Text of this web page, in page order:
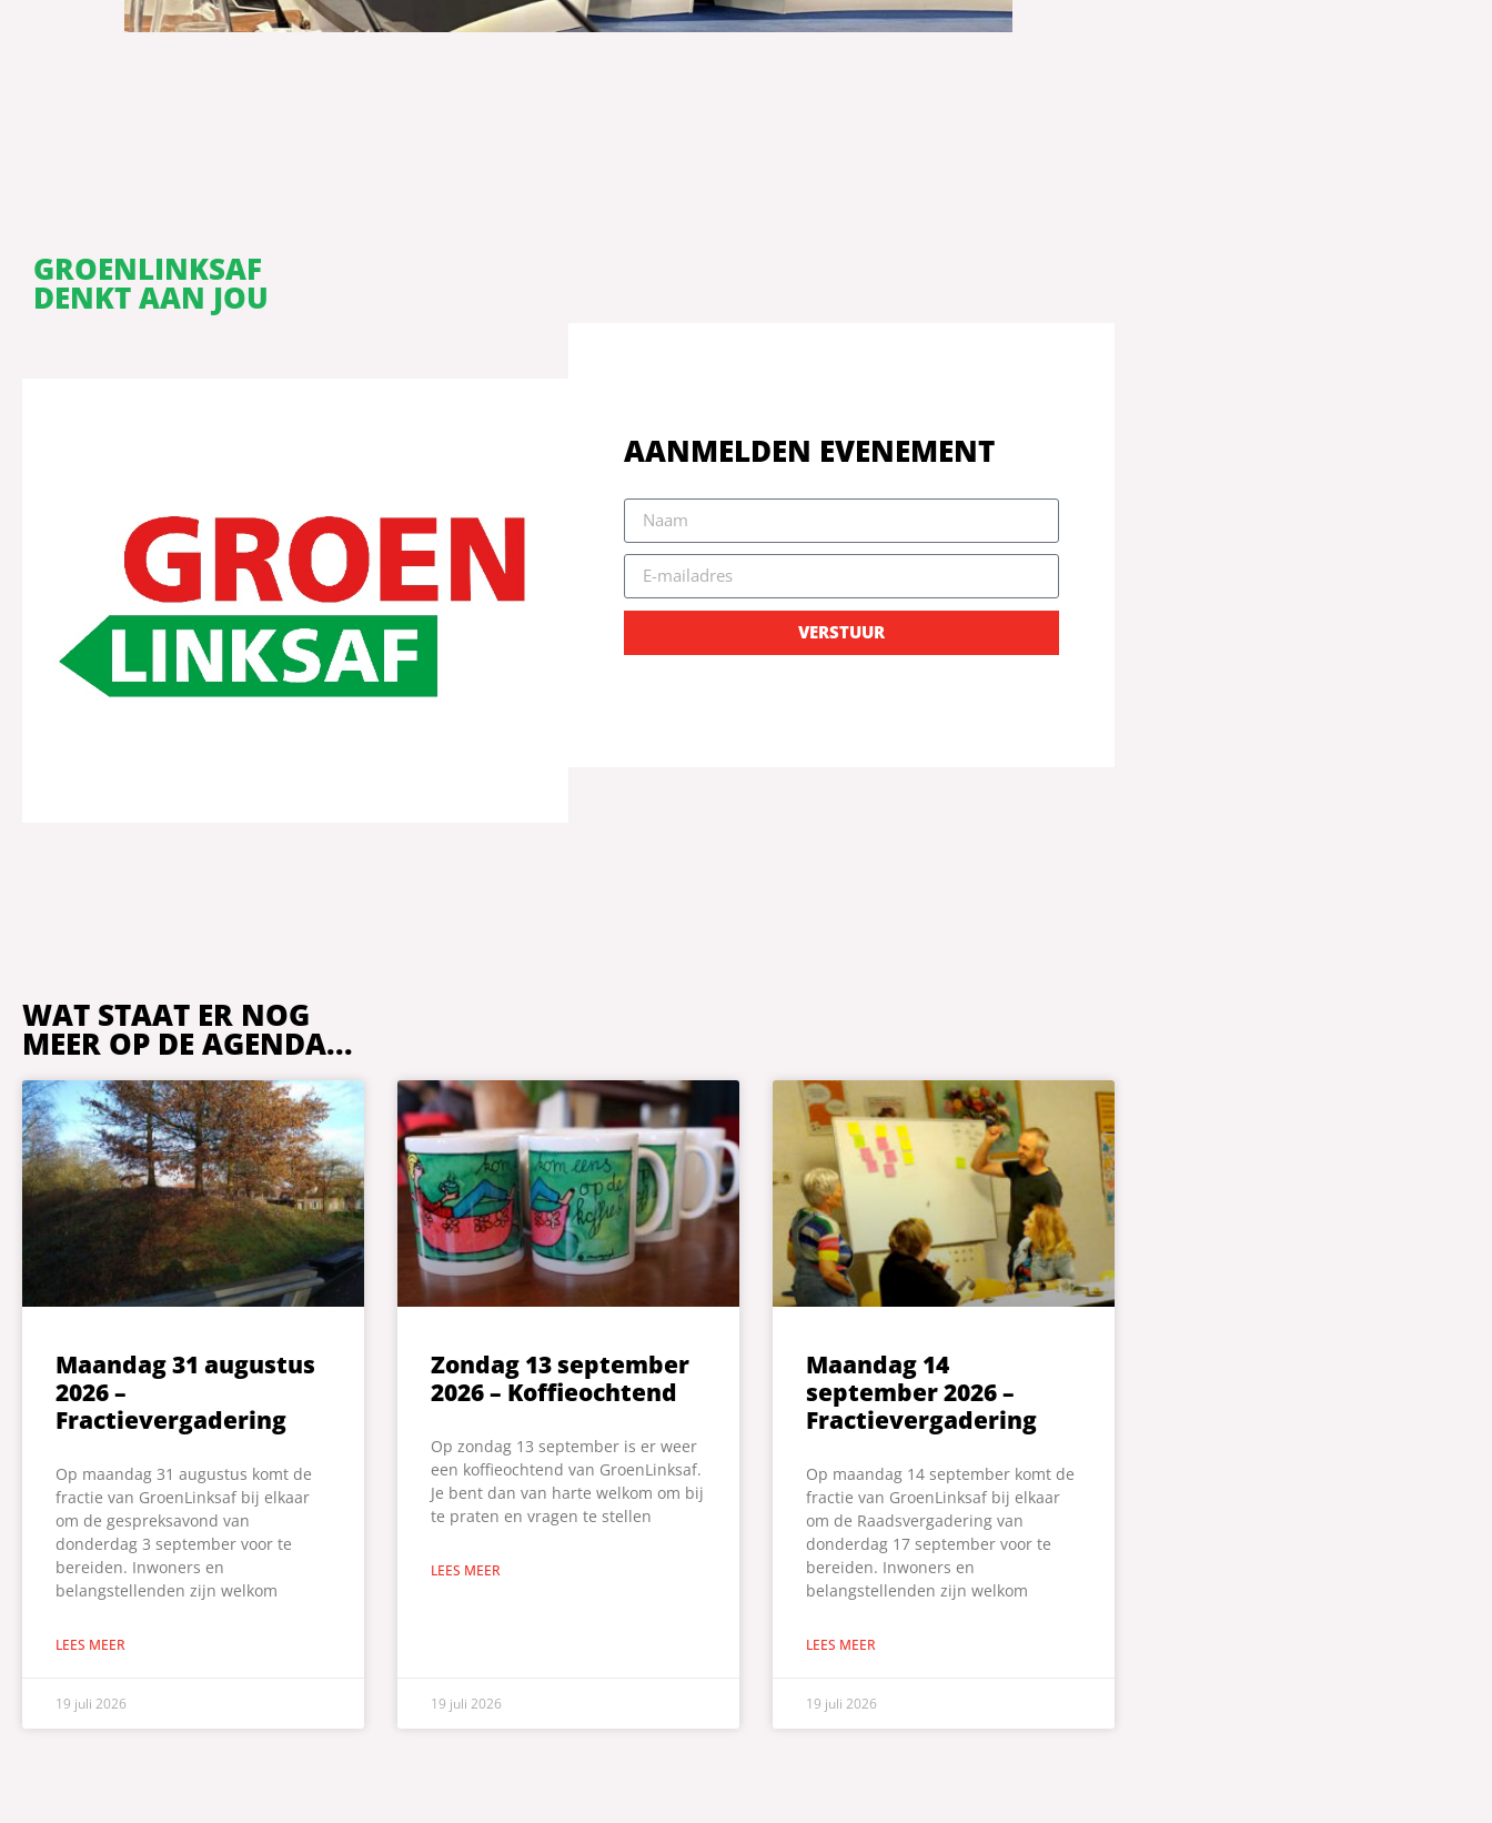
GROENLINKSAF
DENKT AAN JOU
AANMELDEN EVENEMENT
VERSTUUR
WAT STAAT ER NOG
MEER OP DE AGENDA...
Maandag 31 augustus
2026 –
Fractievergadering
Op maandag 31 augustus komt de
fractie van GroenLinksaf bij elkaar
om de gespreksavond van
donderdag 3 september voor te
bereiden. Inwoners en
belangstellenden zijn welkom
LEES MEER
19 juli 2026
Zondag 13 september
2026 – Koffieochtend
Op zondag 13 september is er weer
een koffieochtend van GroenLinksaf.
Je bent dan van harte welkom om bij
te praten en vragen te stellen
LEES MEER
19 juli 2026
Maandag 14
september 2026 –
Fractievergadering
Op maandag 14 september komt de
fractie van GroenLinksaf bij elkaar
om de Raadsvergadering van
donderdag 17 september voor te
bereiden. Inwoners en
belangstellenden zijn welkom
LEES MEER
19 juli 2026